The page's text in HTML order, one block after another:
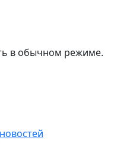
в обычном режиме.